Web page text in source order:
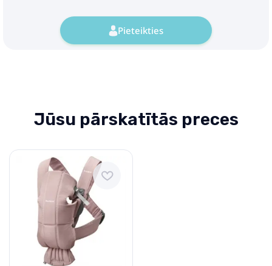
Pieteikties
Jūsu pārskatītās preces